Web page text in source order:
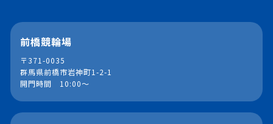
前橋競輪場
〒371-0035
群馬県前橋市岩神町1-2-1
開門時間 10:00～